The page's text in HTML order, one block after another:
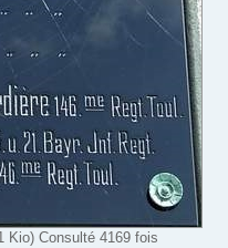
Kio) Consulté 4169 fois